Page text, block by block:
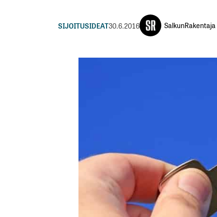
SIJOITUSIDEAT30.6.2016 SalkunRakentaja